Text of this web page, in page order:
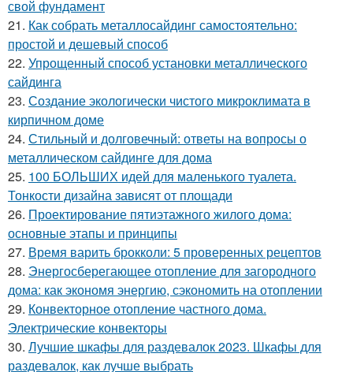
свой фундамент
21. Как собрать металлосайдинг самостоятельно:
простой и дешевый способ
22. Упрощенный способ установки металлического
сайдинга
23. Создание экологически чистого микроклимата в
кирпичном доме
24. Стильный и долговечный: ответы на вопросы о
металлическом сайдинге для дома
25. 100 БОЛЬШИХ идей для маленького туалета.
Тонкости дизайна зависят от площади
26. Проектирование пятиэтажного жилого дома:
основные этапы и принципы
27. Время варить брокколи: 5 проверенных рецептов
28. Энергосберегающее отопление для загородного
дома: как экономя энергию, сэкономить на отоплении
29. Конвекторное отопление частного дома.
Электрические конвекторы
30. Лучшие шкафы для раздевалок 2023. Шкафы для
раздевалок, как лучше выбрать